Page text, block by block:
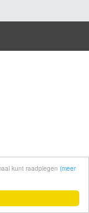
kunt raadplegen (meer